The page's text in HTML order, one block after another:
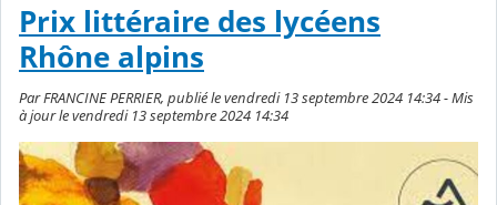
Prix littéraire des lycéens
Rhône alpins
Par FRANCINE PERRIER, publié le vendredi 13 septembre 2024 14:34 - Mis
à jour le vendredi 13 septembre 2024 14:34